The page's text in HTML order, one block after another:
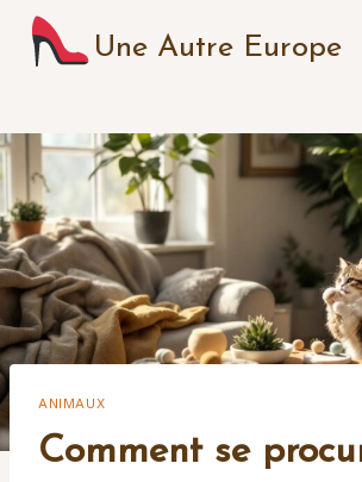
Aller
Une Autre Europe
ANIMAUX
Comment se